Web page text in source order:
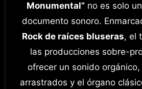
Monumental”no es solo
documento sonoro.
Rock de raíces bluseras, el
las producciones sobre-
ofrecer un sonido
arrastrados y el órgano